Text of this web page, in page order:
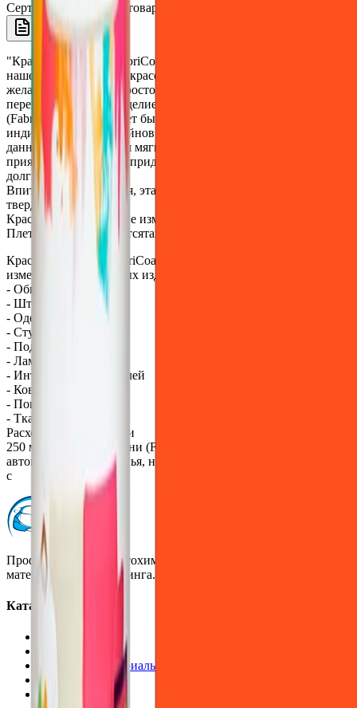
Сертифицированный товар
Описание
"Краска для ткани (FabriCoat) это замечательное дополнение к
нашему ассортименту красок для кожи, позволяющее любому
желающему легко и просто восстановить или полностью
перекрасить любое изделие из ткани. Краска для ткани
(FabriCoat) также может быть использована для создания
индивидуальных дизайнов и принтов. После нанесения
данная краска остается мягкой и гибкой, делая изделие
приятным на ощупь и придавая приятный внешний вид на
долгие годы.
Впитываясь и высыхая, эта краска не делает ткань жесткой и
твердой.
Краска впитывается, не изменяя вида и ощущения ткани.
Плетение нитей остаетсятаким же заметным.
Краску для ткани (FabriCoat) можно смело использовать для
изменения цвета любых изделий из ткани:
- Обивки мебели
- Штор
- Одежды
- Стульев
- Подушек
- Ламповых абажуров
- Интерьера автомобилей
- Ковров
- Покрывал
- Тканевых навесов
Расход и срок годности
250 мл Краски для ткани (FabriCoat) достаточно для покраски
автомобильного сиденья, небольшого кресла или обеденного
с
Профессиональная автохимия, оборудование и расходные
материалы для детейлинга.
Каталог
Расходные материалы
Инструменты
Аксессуары